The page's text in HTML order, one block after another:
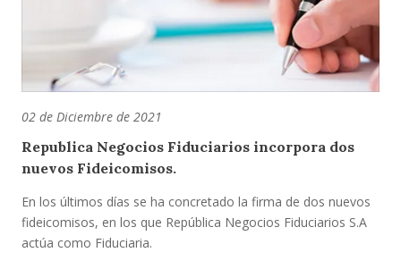
02 de Diciembre de 2021
Republica Negocios Fiduciarios incorpora dos
nuevos Fideicomisos.
En los últimos días se ha concretado la firma de dos nuevos
fideicomisos, en los que República Negocios Fiduciarios S.A
actúa como Fiduciaria.